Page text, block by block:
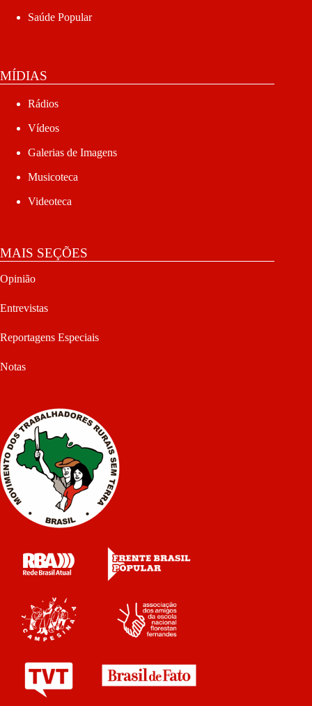
Saúde Popular
MÍDIAS
Rádios
Vídeos
Galerias de Imagens
Musicoteca
Videoteca
MAIS SEÇÕES
Opinião
Entrevistas
Reportagens Especiais
Notas